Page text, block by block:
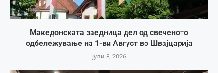
Македонската заедница дел од свеченото
одбележување на 1-ви Август во Швајцарија
јули 8, 2026